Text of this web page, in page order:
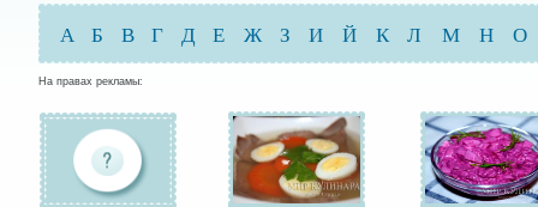
А Б В Г Д Е Ж З И Й К Л М Н О
На правах рекламы: